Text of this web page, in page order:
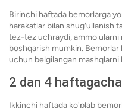
Birinchi haftada bemorlarga
harakatlar bilan shug'ullanish
tez-tez uchraydi, ammo ularni
boshqarish mumkin.
uchun belgilangan mashqlarni
2 dan 4 haftagacha
Ikkinchi haftada ko'plab